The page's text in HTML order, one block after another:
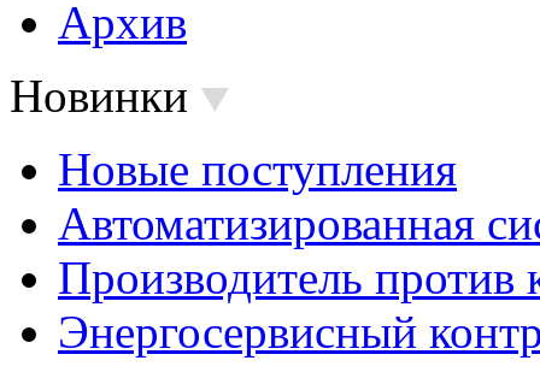
Архив
Новинки
Новые поступления
Автоматизированная
Производитель против
Энергосервисный